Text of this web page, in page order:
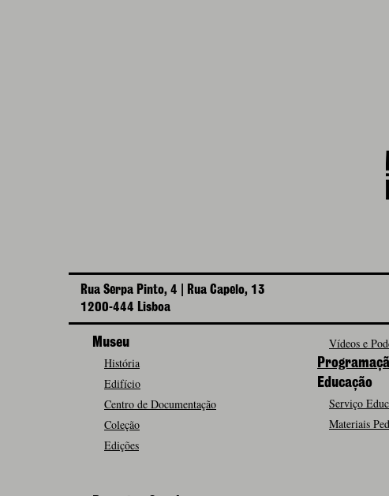
Rua Serpa Pinto, 4 | Rua Capelo, 13
1200-444 Lisboa
Museu
História
Edifício
Centro de Documentação
Coleção
Edições
Vídeos e
Educação
Serviço
Materiais